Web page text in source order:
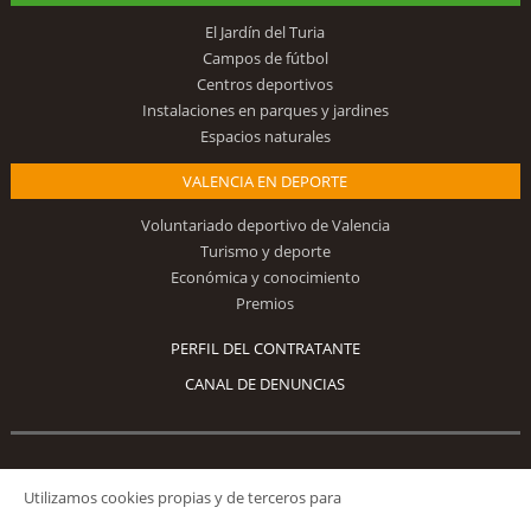
El Jardín del Turia
Campos de fútbol
Centros deportivos
Instalaciones en parques y jardines
Espacios naturales
VALENCIA EN DEPORTE
Voluntariado deportivo de Valencia
Turismo y deporte
Económica y conocimiento
Premios
PERFIL DEL CONTRATANTE
CANAL DE DENUNCIAS
Síguenos
Utilizamos cookies propias y de terceros para